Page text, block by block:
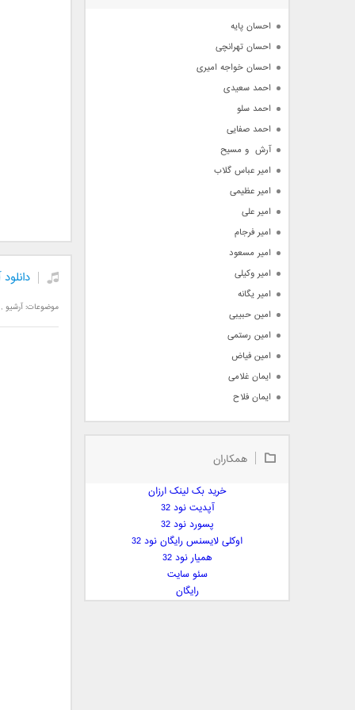
موضوعات:آرشیو ,
احسان پایه
احسان تهرانچی
احسان خواجه امیری
احمد سعیدی
احمد سلو
احمد صفایی
آرش  و مسیح
امیر عباس گلاب
امیر عظیمی
امیر علی
امیر فرجام
امیر مسعود
امیر وکیلی
امیر یگانه
امین حبیبی
امین رستمی
امین فیاض
ایمان غلامی
ایمان فلاح
بابک جهانبخش
بابک مافی
بهنام صفوی
پارسا چیلیک
همکاران
خرید بک لینک ارزان
آپدیت نود 32
پسورد نود 32
اوکلی لایسنس رایگان نود 32
همیار نود 32
سئو سایت
رایگان